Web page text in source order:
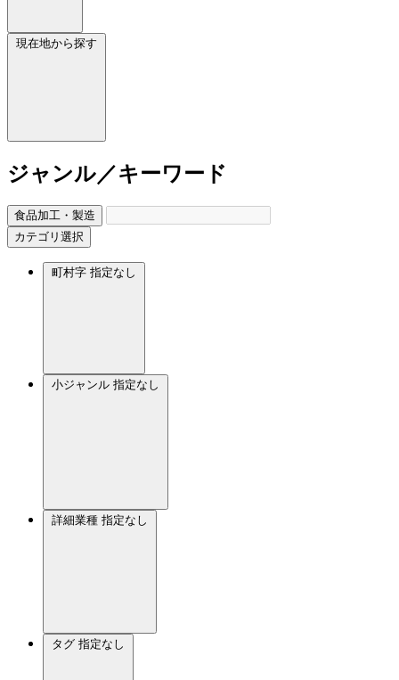
現在地から探す
ジャンル／キーワード
食品加工・製造
カテゴリ選択
町村字 指定なし
小ジャンル 指定なし
詳細業種 指定なし
タグ 指定なし